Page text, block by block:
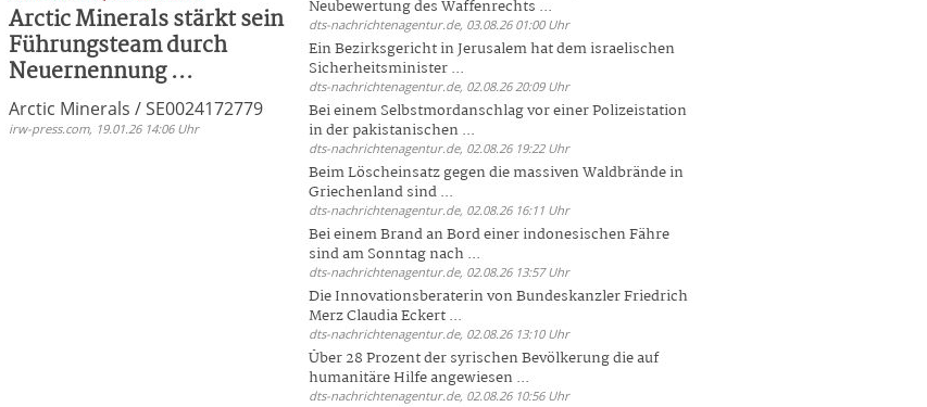
Arctic Minerals stärkt sein
Führungsteam durch
Neuernennung ...
Arctic Minerals / SE0024172779
irw-press.com, 19.01.26 14:06 Uhr
Neubewertung des Waffenrechts ...
dts-nachrichtenagentur.de, 03.08.26 01:00 Uhr
Ein Bezirksgericht in Jerusalem hat dem israelischen
Sicherheitsminister ...
dts-nachrichtenagentur.de, 02.08.26 20:09 Uhr
Bei einem Selbstmordanschlag vor einer Polizeistation
in der pakistanischen ...
dts-nachrichtenagentur.de, 02.08.26 19:22 Uhr
Beim Löscheinsatz gegen die massiven Waldbrände in
Griechenland sind ...
dts-nachrichtenagentur.de, 02.08.26 16:11 Uhr
Bei einem Brand an Bord einer indonesischen Fähre
sind am Sonntag nach ...
dts-nachrichtenagentur.de, 02.08.26 13:57 Uhr
Die Innovationsberaterin von Bundeskanzler Friedrich
Merz Claudia Eckert ...
dts-nachrichtenagentur.de, 02.08.26 13:10 Uhr
Über 28 Prozent der syrischen Bevölkerung die auf
humanitäre Hilfe angewiesen ...
dts-nachrichtenagentur.de, 02.08.26 10:56 Uhr